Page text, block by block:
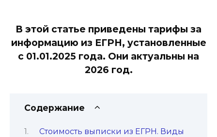
В этой статье приведены тарифы за
информацию из ЕГРН, установленные
с 01.01.2025 года. Они актуальны на
2026 год.
Содержание
Стоимость выписки из ЕГРН. Виды